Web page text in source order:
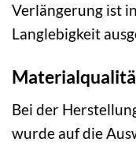
Verlängerung ist
Langlebigkeit
Bei der
wurde auf die